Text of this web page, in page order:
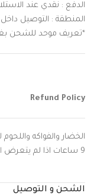
الدفع : نقدي عند
المنطقة : التوصيل داخل
*تعريف موحد للشحن
Refund Policy
الخضار والفواكه
9 ساعات اذا لم يتعرض المنتج للتلف
الشحن و التوصيل